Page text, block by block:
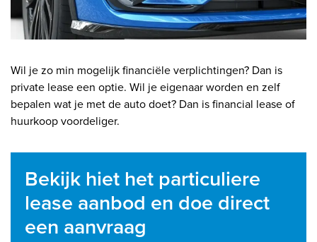
Wil je zo min mogelijk financiële verplichtingen? Dan is
private lease een optie. Wil je eigenaar worden en zelf
bepalen wat je met de auto doet? Dan is financial lease of
huurkoop voordeliger.
Bekijk hiet het particuliere
lease aanbod en doe direct
een aanvraag